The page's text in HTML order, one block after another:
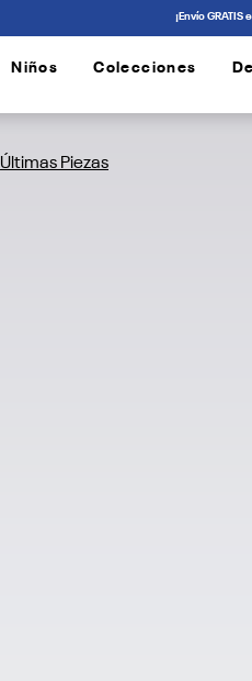
¡Envío
Niños Colecciones
Últimas Piezas